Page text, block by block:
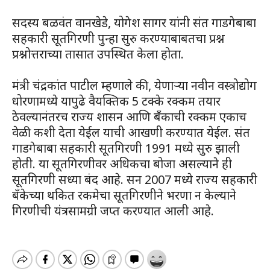
सदस्य बळवंत वानखेडे, योगेश सागर यांनी संत गाडगेबाबा
सहकारी सूतगिरणी पुन्हा सुरु करण्याबाबतचा प्रश्न
प्रश्नोत्तराच्या तासात उपस्थित केला होता.
मंत्री चंद्रकांत पाटील म्हणाले की, येणाऱ्या नवीन वस्त्रोद्योग
धोरणामध्ये यापुढे वैयक्तिक 5 टक्के रक्कम तयार
ठेवल्यानंतरच राज्य शासन आणि बँकाची रक्कम एकाच
वेळी कशी देता येईल याची आखणी करण्यात येईल. संत
गाडगेबाबा सहकारी सूतगिरणी 1991 मध्ये सुरु झाली
होती. या सूतगिरणीवर अधिकचा बोजा असल्याने ही
सूतगिरणी सध्या बंद आहे. सन 2007 मध्ये राज्य सहकारी
बँकेच्या थकित रकमेचा सूतगिरणीने भरणा न केल्याने
गिरणीची यंत्रसामग्री जप्त करण्यात आली आहे.